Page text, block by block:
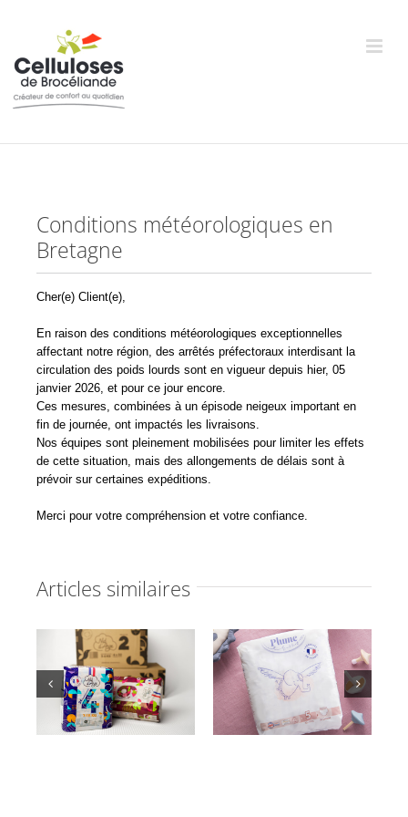
Conditions météorologiques en
Bretagne
Cher(e) Client(e),
En raison des conditions météorologiques exceptionnelles
affectant notre région, des arrêtés préfectoraux interdisant la
circulation des poids lourds sont en vigueur depuis hier, 05
janvier 2026, et pour ce jour encore.
Ces mesures, combinées à un épisode neigeux important en
fin de journée, ont impactés les livraisons.
Nos équipes sont pleinement mobilisées pour limiter les effets
de cette situation, mais des allongements de délais sont à
prévoir sur certaines expéditions.
Merci pour votre compréhension et votre confiance.
Articles similaires